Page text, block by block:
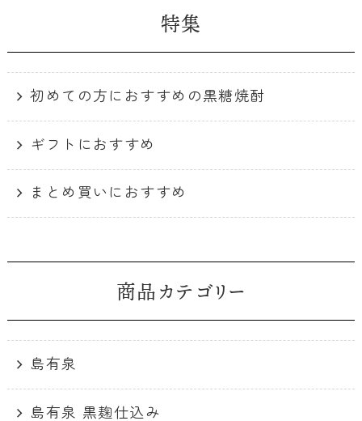
特集
初めての方におすすめの黒糖焼酎
ギフトにおすすめ
まとめ買いにおすすめ
商品カテゴリー
島有泉
島有泉 黒麹仕込み